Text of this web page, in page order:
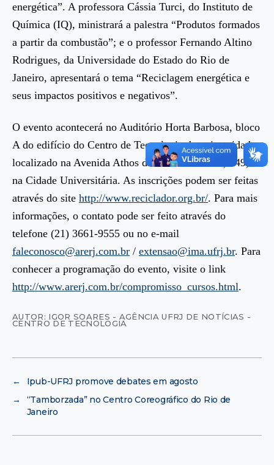
energética”. A professora Cássia Turci, do Instituto de
Química (IQ), ministrará a palestra “Produtos formados
a partir da combustão”; e o professor Fernando Altino
Rodrigues, da Universidade do Estado do Rio de
Janeiro, apresentará o tema “Reciclagem energética e
seus impactos positivos e negativos”.
O evento acontecerá no Auditório Horta Barbosa, bloco
A do edifício do Centro de Tecnologia da universidade,
localizado na Avenida Athos da Silveira Ramos, 149,
na Cidade Universitária. As inscrições podem ser feitas
através do site http://www.reciclador.org.br/. Para mais
informações, o contato pode ser feito através do
telefone (21) 3661-9555 ou no e-mail
faleconosco@arerj.com.br / extensao@ima.ufrj.br. Para
conhecer a programação do evento, visite o link
http://www.arerj.com.br/compromisso_cursos.html.
AUTOR: IGOR SOARES - AGÊNCIA UFRJ DE NOTÍCIAS -
CENTRO DE TECNOLOGIA
←
Ipub-UFRJ promove debates em agosto
→
“Tamborzada” no Centro Coreográfico do Rio de
Janeiro